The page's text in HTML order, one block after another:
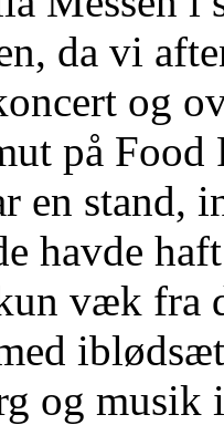
da vi
og
på
en stand,
havde
væk fra
og musik